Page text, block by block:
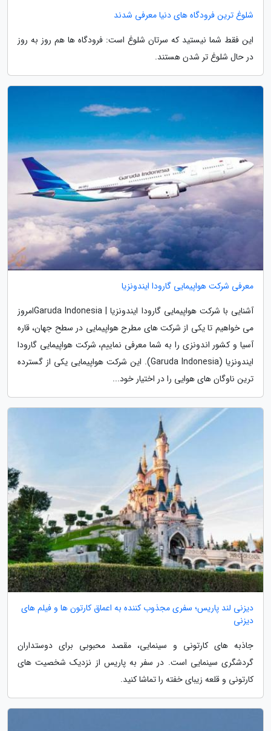
شلوغ ترین فرودگاه های دنیا معرفی شدند
این فقط شما نیستید که سرتان شلوغ است: فرودگاه ها هم روز به روز
در حال شلوغ تر شدن هستند.
معرفی شرکت هواپیمایی گارودا ایندونزیا
آشنایی با شرکت هواپیمایی گارودا ایندونزیا | Garuda Indonesiaامروز
می خواهیم تا یکی از شرکت های مطرح هواپیمایی در سطح جهان، قاره
آسیا و کشور اندونزی را به شما معرفی نماییم، شرکت هواپیمایی گارودا
ایندونزیا (Garuda Indonesia). این شرکت هواپیمایی یکی از گسترده
ترین ناوگان های هوایی را در اختیار خود...
دیزنی لند پاریس؛ سفری مجذوب کننده به اعماق کارتون ها و فیلم های
دیزنی
جاذبه های کارتونی و سینمایی، مقصد محبوبی برای دوستداران
گردشگری سینمایی است. در سفر به پاریس از نزدیک شخصیت های
کارتونی و قلعه زیبای خفته را تماشا کنید.